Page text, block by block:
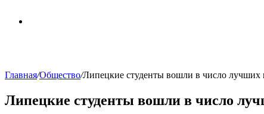
Главная/Общество/Липецкие студенты вошли в число
Липецкие студенты вошли в число